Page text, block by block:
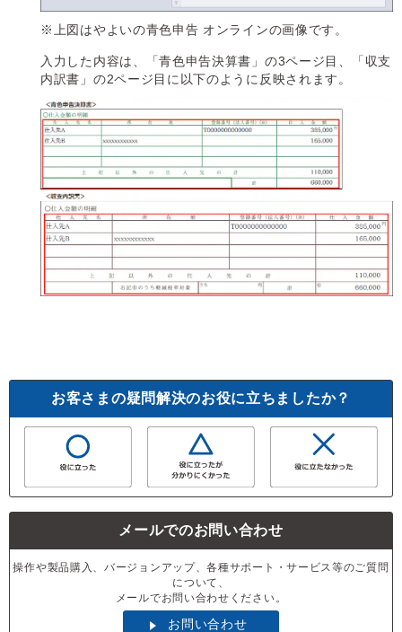
※上図はやよいの青色申告 オンラインの画像です。
入力した内容は、「青色申告決算書」の3ページ目、「収支
内訳書」の2ページ目に以下のように反映されます。
お客さまの疑問解決のお役に立ちましたか？
メールでのお問い合わせ
操作や製品購入、バージョンアップ、各種サポート・サービス等のご質問
について、
メールでお問い合わせください。
お問い合わせ